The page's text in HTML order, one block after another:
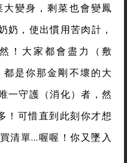
變身，剩菜也會變鳳
奶，使出慣用苦肉計，
！大家都會盡力（敷
是你那金剛不壞的大
一守護（消化）者，然
！可惜直到此刻你才想
清單…喔喔！你又墜入